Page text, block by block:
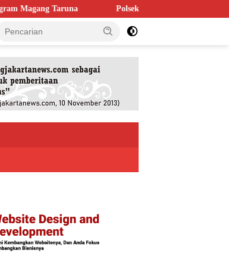
Polsek Kaligondang Salurkan 1.200 Liter Air Bersih